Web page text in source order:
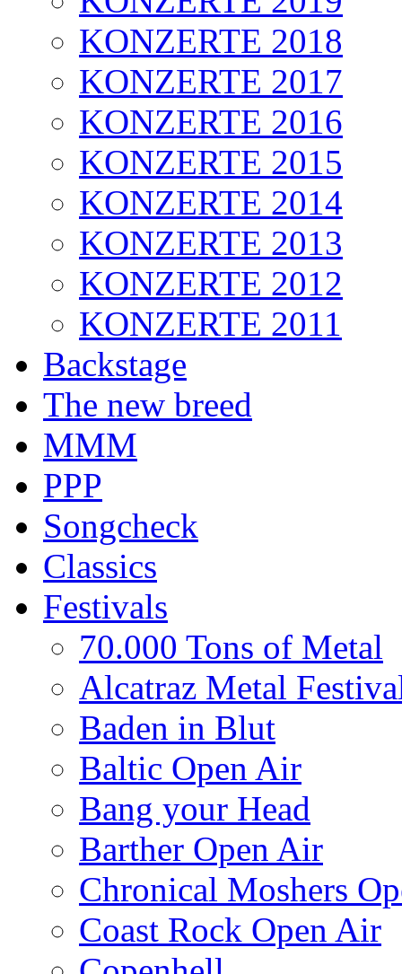
KONZERTE 2018
KONZERTE 2017
KONZERTE 2016
KONZERTE 2015
KONZERTE 2014
KONZERTE 2013
KONZERTE 2012
KONZERTE 2011
Backstage
The new breed
MMM
PPP
Songcheck
Classics
Festivals
70.000 Tons of Metal
Alcatraz Metal
Baden in Blut
Baltic Open Air
Bang your Head
Barther Open Air
Chronical Moshers
Coast Rock Open Air